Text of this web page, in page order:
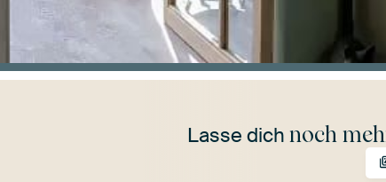
Lasse dich noch